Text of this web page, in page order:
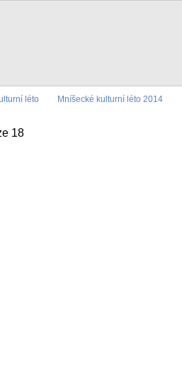
léto Mníšecké kulturní léto 2014
18